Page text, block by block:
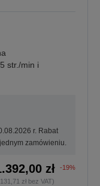
str./min i
r. Rabat
zamówieniu.
zł
-19%
zł bez VAT)